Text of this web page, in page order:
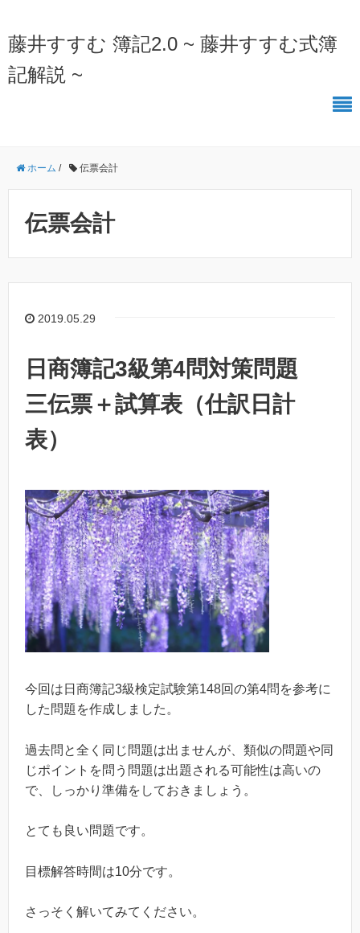
藤井すすむ 簿記2.0 ~ 藤井すすむ式簿
記解説 ~
ホーム / 伝票会計
伝票会計
2019.05.29
日商簿記3級第4問対策問題
三伝票＋試算表（仕訳日計
表）
今回は日商簿記3級検定試験第148回の第4問を参考に
した問題を作成しました。
過去問と全く同じ問題は出ませんが、類似の問題や同
じポイントを問う問題は出題される可能性は高いの
で、しっかり準備をしておきましょう。
とても良い問題です。
目標解答時間は10分です。
さっそく解いてみてください。